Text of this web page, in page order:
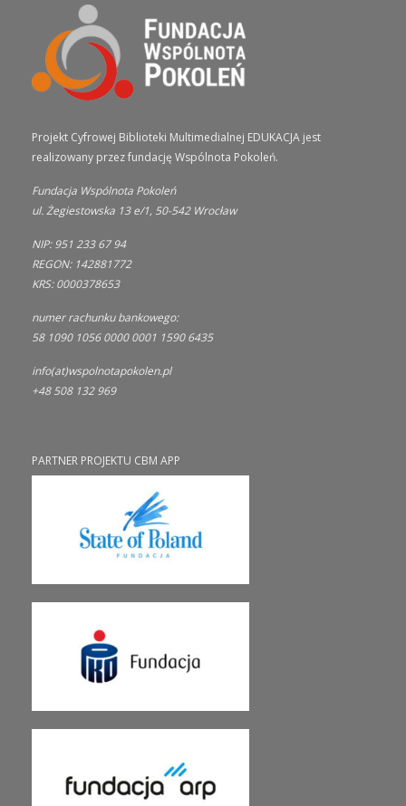
Projekt Cyfrowej Biblioteki Multimedialnej EDUKACJA jest
realizowany przez fundację Wspólnota Pokoleń.
Fundacja Wspólnota Pokoleń
ul. Żegiestowska 13 e/1, 50-542 Wrocław
NIP: 951 233 67 94
REGON: 142881772
KRS: 0000378653
numer rachunku bankowego:
58 1090 1056 0000 0001 1590 6435
info(at)wspolnotapokolen.pl
+48 508 132 969
PARTNER PROJEKTU CBM APP